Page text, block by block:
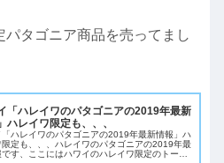
パタゴニア商品を売ってまし
「ハレイワのパタゴニアの2019年最新
ハレイワ限定も、、、
「ハレイワのパタゴニアの2019年最新情報」ハ
限定も、、、ハレイワのパタゴニアの2019年最
す、ここにはハワイのハレイワ限定のトート